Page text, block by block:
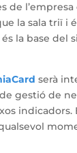
de
la sala triï i
la base del
serà
gestió de
indicadors.